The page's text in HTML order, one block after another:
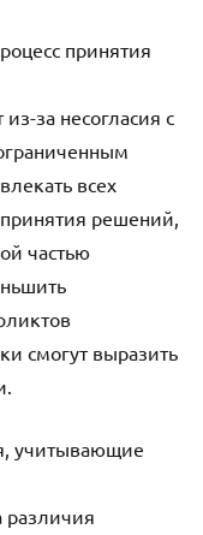
принятия
за несогласия с
всех
решений,
частью
смогут выразить
учитывающие
различия